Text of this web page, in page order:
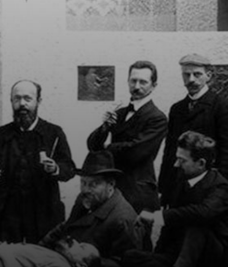
Sua arte
famosa por temas
simbólicos e
eróticos que
refletiam a
riqueza e
complexidade da
sociedade
vienense da